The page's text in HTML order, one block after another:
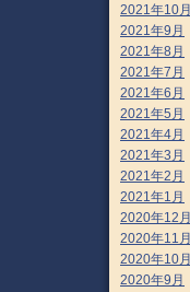
2021年10月
2021年9月
2021年8月
2021年7月
2021年6月
2021年5月
2021年4月
2021年3月
2021年2月
2021年1月
2020年12月
2020年11月
2020年10月
2020年9月